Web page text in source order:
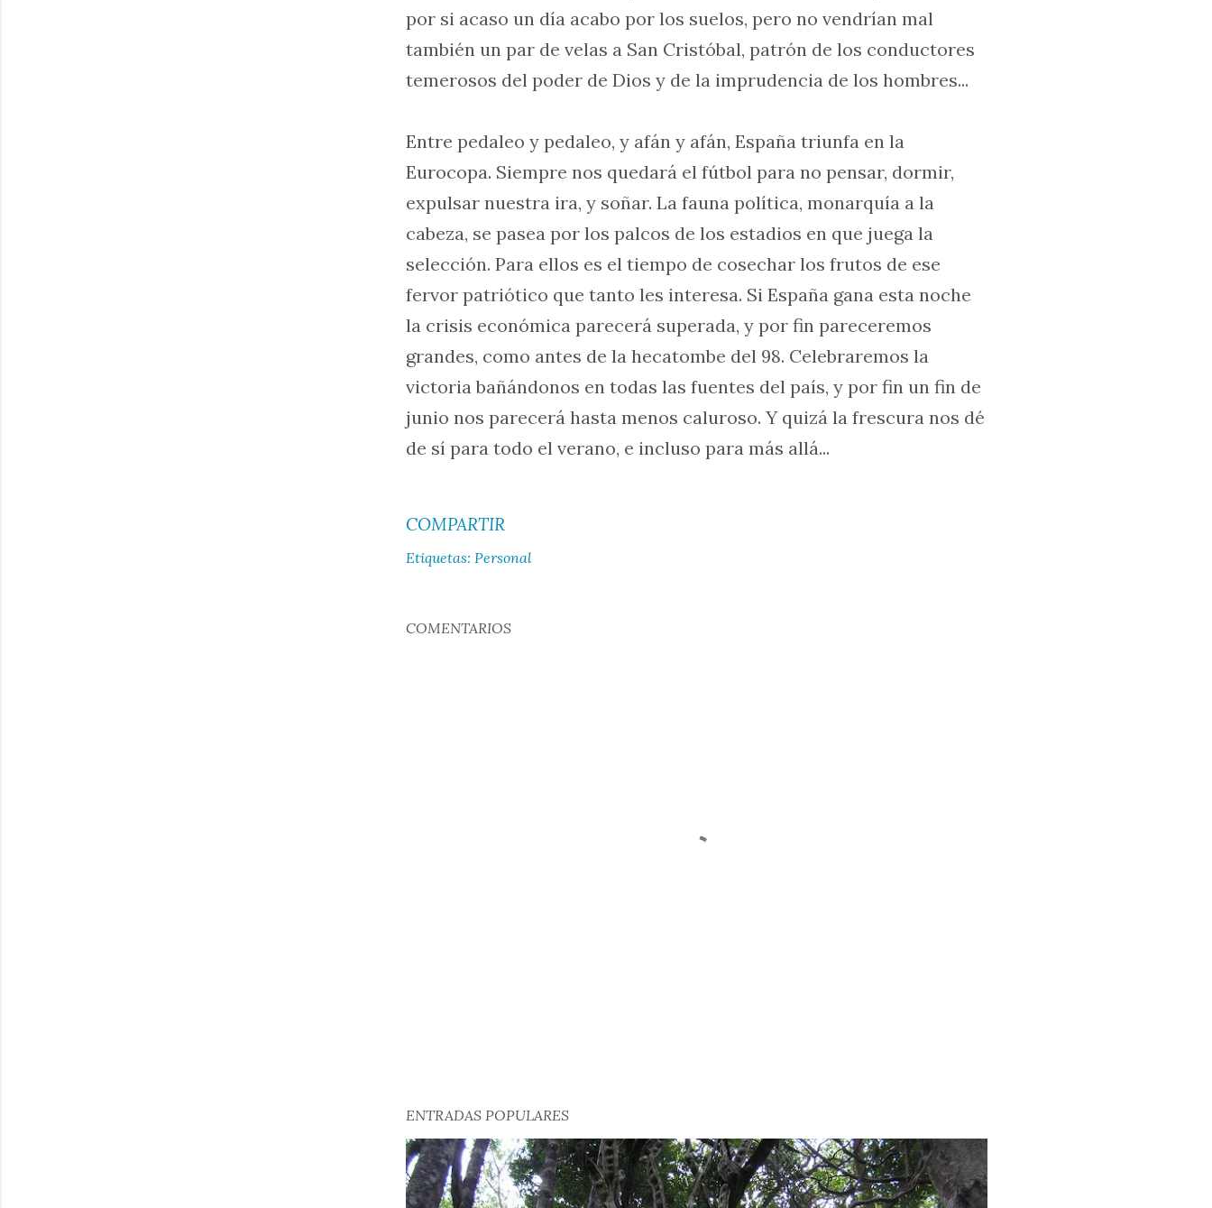
por si acaso un día acabo por los suelos, pero no vendrían mal
también un par de velas a San Cristóbal, patrón de los conductores
temerosos del poder de Dios y de la imprudencia de los hombres...
Entre pedaleo y pedaleo, y afán y afán, España triunfa en la
Eurocopa. Siempre nos quedará el fútbol para no pensar, dormir,
expulsar nuestra ira, y soñar. La fauna política, monarquía a la
cabeza, se pasea por los palcos de los estadios en que juega la
selección. Para ellos es el tiempo de cosechar los frutos de ese
fervor patriótico que tanto les interesa. Si España gana esta noche
la crisis económica parecerá superada, y por fin pareceremos
grandes, como antes de la hecatombe del 98. Celebraremos la
victoria bañándonos en todas las fuentes del país, y por fin un fin de
junio nos parecerá hasta menos caluroso. Y quizá la frescura nos dé
de sí para todo el verano, e incluso para más allá...
COMPARTIR
Etiquetas: Personal
COMENTARIOS
ENTRADAS POPULARES